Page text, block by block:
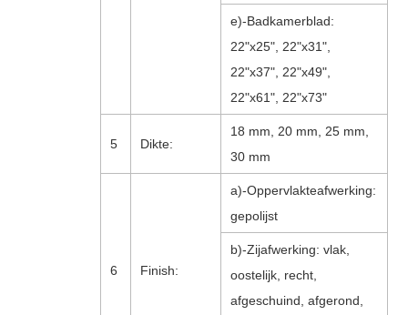
e)-Badkamerblad:
22"x25", 22"x31",
22"x37", 22"x49",
22"x61", 22"x73"
5 Dikte:
18 mm, 20 mm, 25 mm,
30 mm
6 Finish:
a)-Oppervlakteafwerking:
gepolijst
b)-Zijafwerking: vlak,
oostelijk, recht,
afgeschuind, afgerond,